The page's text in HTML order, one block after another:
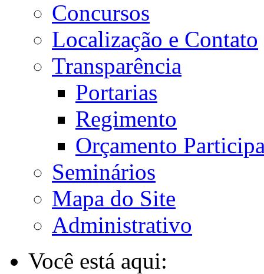
Concursos
Localização e Contato
Transparência
Portarias
Regimento
Orçamento
Seminários
Mapa do Site
Administrativo
Você está aqui: